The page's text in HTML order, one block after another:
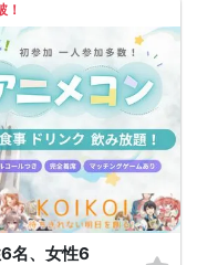
！
6名、女性6